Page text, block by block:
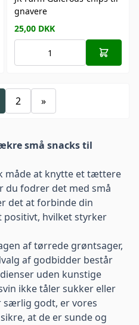
gnavere
25,00 DKK
2 »
små snacks til
måde at knytte et tættere
du fodrer det med små
det at forbinde din
hvilket styrker
af tørrede grøntsager,
af godbidder består
uden kunstige
ikke tåler sukker eller
godt, er vores
at de er sunde og